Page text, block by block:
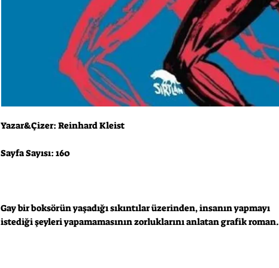
Yazar&Çizer: Reinhard Kleist
Sayfa Sayısı: 160
Gay bir boksörün yaşadığı sıkıntılar üzerinden, insanın yapmayı
istediği şeyleri yapamamasının zorluklarını anlatan grafik roman.